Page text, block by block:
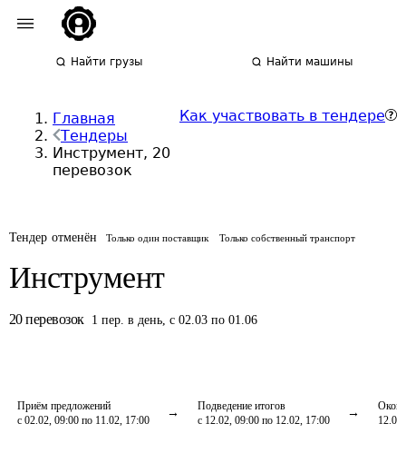
Найти грузы Найти машины
Главная
Тендеры
Инструмент, 20
перевозок
Как участвовать в тендере
Тендер отменён Только один поставщик Только собственный транспорт
Инструмент
20 перевозок 1 пер. в день, с 02.03 по 01.06
Приём предложений
с 02.02, 09:00 по 11.02, 17:00
Подведение итогов
с 12.02, 09:00 по 12.02, 17:00